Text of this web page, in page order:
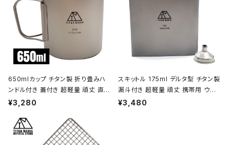
650mlカップ チタン製 折り畳みハ
ンドル付き 蓋付き 超軽量 頑丈 直火
OK シングルマグカップ クッカー ソ
トドア キャンプ用品 収納袋付き
¥3,280
スキットル 175ml デルタ型 チタン製
漏斗付き 超軽量 頑丈 携帯用 ウイ
スキー ボトル ヒップフラスコ 水筒 ソ
¥3,480